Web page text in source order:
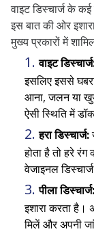
The
and
क्या
Can
सफेद
सफेद
वाइट डिस्चार्ज के
इस बात की ओर
मुख्य प्रकारों में
वाइट
इसलिए इससे
आना, जलन या
ऐसी स्थिति में
हरा डिस्चार्ज:
होता है तो हरे
वेजाइनल
पीला डिस्चार्ज:
इशारा करता है।
मिलें और अपनी